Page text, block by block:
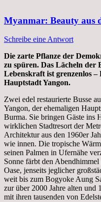
Myanmar: Beauty aus
Schreibe eine Antwort
Die zarte Pflanze der
zu spüren. Das Lächeln der
Lebenskraft ist grenzenlos –
Hauptstadt Yangon.
Zwei edel restaurierte Busse
Yangon, der ehemaligen
Burma. Sie bringen Gäste ins
wirklichen Stadtresort der
Architektur aus den 1960er
wie innen. Die tropische
seinen Palmen in Ufernähe
Sonne färbt den
Oase, jenseits jeglicher
weit bis zum Bogyoke Aung
zur über 2000 Jahre alten und
mit ihren tausenden von